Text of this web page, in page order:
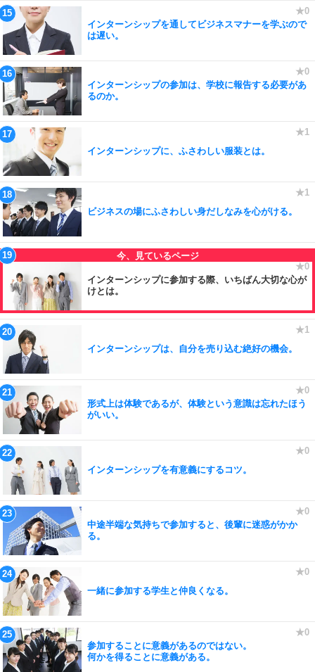
インターンシップを通してビジネスマナーを学ぶので
は遅い。
インターンシップの参加は、学校に報告する必要があ
るのか。
インターンシップに、ふさわしい服装とは。
ビジネスの場にふさわしい身だしなみを心がける。
インターンシップに参加する際、いちばん大切な心が
けとは。
インターンシップは、自分を売り込む絶好の機会。
形式上は体験であるが、体験という意識は忘れたほう
がいい。
インターンシップを有意義にするコツ。
中途半端な気持ちで参加すると、後輩に迷惑がかか
る。
一緒に参加する学生と仲良くなる。
参加することに意義があるのではない。
何かを得ることに意義がある。